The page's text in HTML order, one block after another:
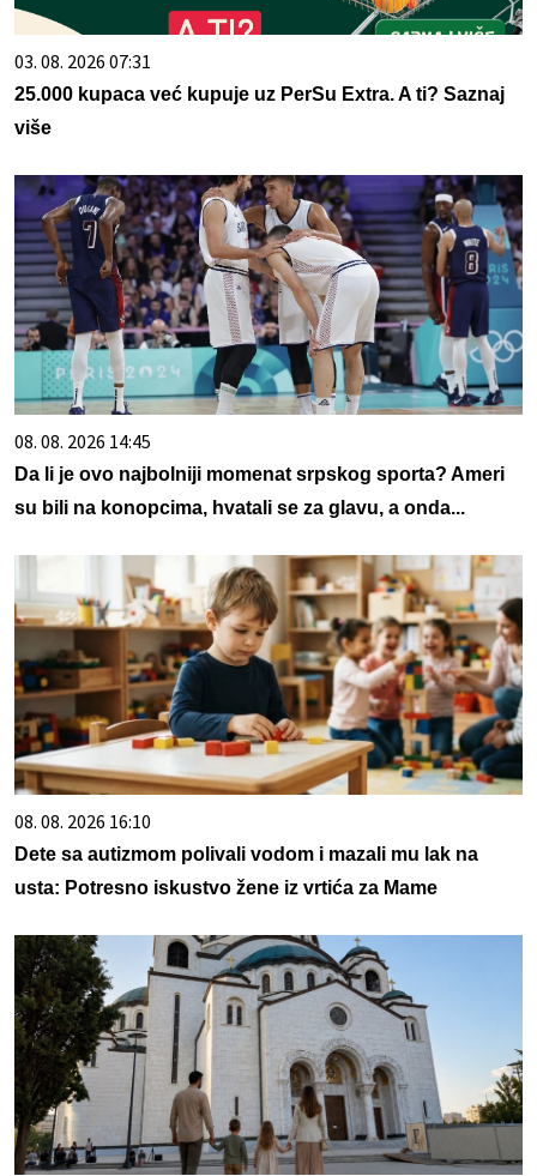
03. 08. 2026 07:31
25.000 kupaca već kupuje uz PerSu Extra. A ti? Saznaj
više
08. 08. 2026 14:45
Da li je ovo najbolniji momenat srpskog sporta? Ameri
su bili na konopcima, hvatali se za glavu, a onda...
08. 08. 2026 16:10
Dete sa autizmom polivali vodom i mazali mu lak na
usta: Potresno iskustvo žene iz vrtića za Mame